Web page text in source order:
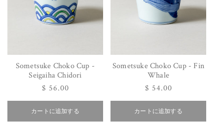
Sometsuke Choko Cup -
Seigaiha Chidori
通
常
価
$ 56.00
カートに追加する
Sometsuke Choko Cup - Fin
Whale
通
常
価
$ 54.00
カートに追加する